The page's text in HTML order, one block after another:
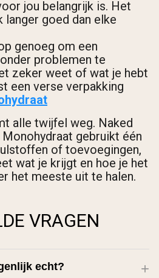
jou belangrijk is. Het
langer goed dan elke
genoeg om een
problemen te
zeker weet of wat je hebt
een verse verpakking
alle twijfel weg. Naked
gebruikt één
of toevoegingen,
wat je krijgt en hoe je het
het meeste uit te halen.
VRAGEN
echt?